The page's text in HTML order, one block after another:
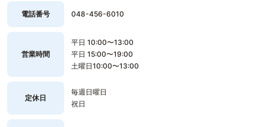
電話番号 048-456-6010
営業時間
平日 10:00〜13:00
平日 15:00〜19:00
土曜日10:00〜13:00
定休日
毎週日曜日
祝日